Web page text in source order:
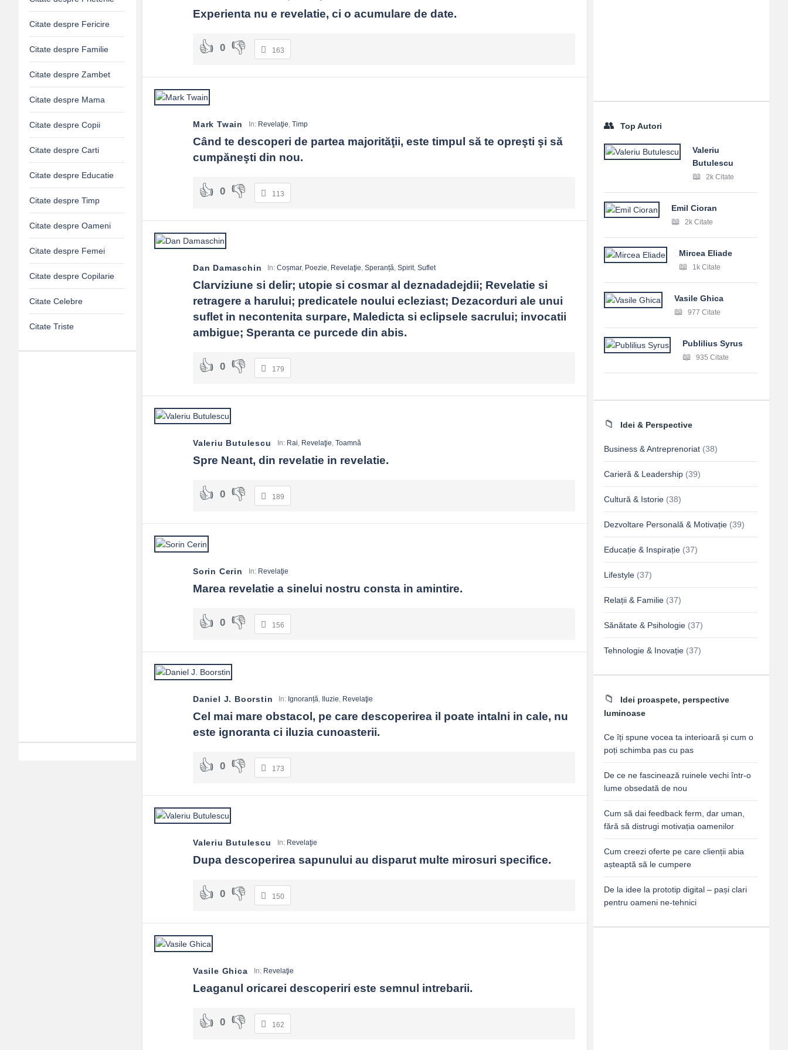
Experienta nu e revelatie, ci o acumulare de date.
0 163
Mark Twain In: Revelaţie, Timp
Când te descoperi de partea majorităţii, este timpul să te opreşti şi să
cumpăneşti din nou.
0 113
Dan Damaschin In:Coșmar, Poezie, Revelaţie,Speranță,Spirit,Suflet
Clarviziune si delir; utopie si cosmar al deznadadejdii; Revelatie si
retragere a harului; predicatele noului ecleziast; Dezacorduri ale unui
suflet in necontenita surpare, Maledicta si eclipsele sacrului; invocatii
ambigue; Speranta ce purcede din abis.
0 179
Valeriu Butulescu In: Rai, Revelaţie, Toamnă
Spre Neant, din revelatie in revelatie.
0 189
Sorin Cerin In: Revelaţie
Marea revelatie a sinelui nostru consta in amintire.
0 156
Daniel J. Boorstin In: Ignoranță, Iluzie, Revelaţie
Cel mai mare obstacol, pe care descoperirea il poate intalni in cale, nu
este ignoranta ci iluzia cunoasterii.
0 173
Valeriu Butulescu In: Revelaţie
Dupa descoperirea sapunului au disparut multe mirosuri specifice.
0 150
Vasile Ghica In: Revelaţie
Leaganul oricarei descoperiri este semnul intrebarii.
0 162
Top Autori
Valeriu
Butulescu
2k Citate
Emil Cioran
2k Citate
Mircea Eliade
1k Citate
Vasile Ghica
977 Citate
Publilius Syrus
935 Citate
Idei & Perspective
Business & Antreprenoriat (38)
Carieră & Leadership (39)
Cultură & Istorie (38)
Dezvoltare Personală & Motivație (39)
Educație & Inspirație (37)
Lifestyle (37)
Relații & Familie (37)
Sănătate & Psihologie (37)
Tehnologie & Inovație (37)
Idei proaspete, perspective
luminoase
Ce îți spune vocea ta interioară și cum o
poți schimba pas cu pas
De ce ne fascinează ruinele vechi într-o
lume obsedată de nou
Cum să dai feedback ferm, dar uman,
fără să distrugi motivația oamenilor
Cum creezi oferte pe care clienții abia
așteaptă să le cumpere
De la idee la prototip digital – pași clari
pentru oameni ne-tehnici
Citate despre Fericire
Citate despre Familie
Citate despre Zambet
Citate despre Mama
Citate despre Copii
Citate despre Carti
Citate despre Educatie
Citate despre Timp
Citate despre Oameni
Citate despre Femei
Citate despre Copilarie
Citate Celebre
Citate Triste